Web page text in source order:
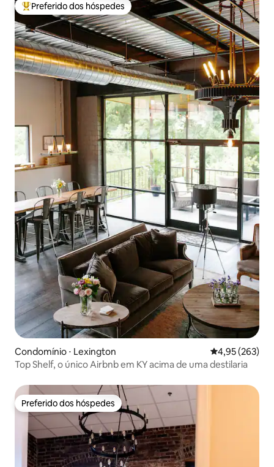
Entre os melhores preferidos dos hóspedes
Preferido dos hóspedes
Condomínio ⋅ Lexington 4,95 de uma
4,95 (263)
Top Shelf, o único Airbnb em KY acima de uma destilaria
Preferido dos hóspedes
Preferido dos hóspedes